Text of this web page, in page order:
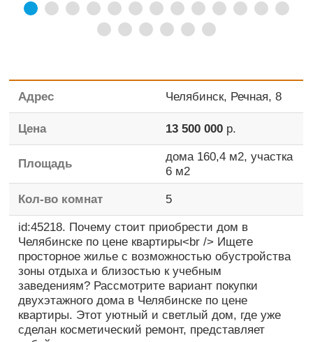
Адрес Челябинск, Речная, 8
Цена 13 500 000 р.
Площадь дома160,4 м2,участка
6 м2
Кол-во комнат
5
id:45218. Почему стоит приобрести дом в
Челябинске по цене квартиры<br /> Ищете
просторное жилье с возможностью обустройства
зоны отдыха и близостью к учебным
заведениям? Рассмотрите вариант покупки
двухэтажного дома в Челябинске по цене
квартиры. Этот уютный и светлый дом, где уже
сделан косметический ремонт, представляет